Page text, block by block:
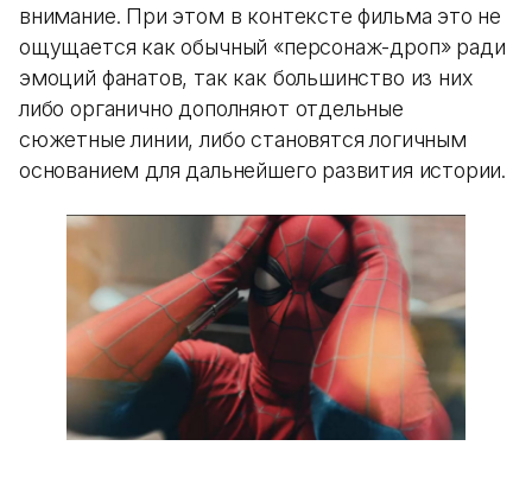
внимание. При этом в контексте фильма это не
ощущается как обычный «персонаж-дроп» ради
эмоций фанатов, так как большинство из них
либо органично дополняют отдельные
сюжетные линии, либо становятся логичным
основанием для дальнейшего развития истории.